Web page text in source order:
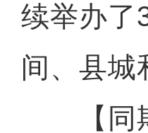
续举办了
间、县城
【同期